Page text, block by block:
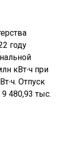
году
кВт∙ч при
Отпуск
480,93 тыс.